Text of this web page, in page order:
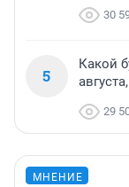
30
5
Какой
29
МНЕНИЕ